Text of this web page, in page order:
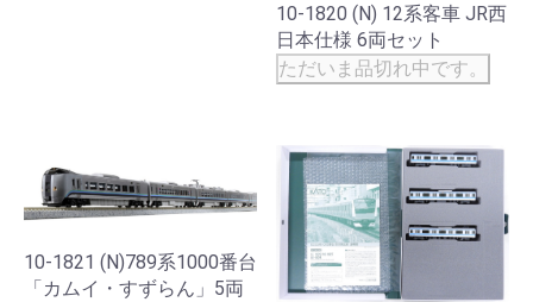
10-1820 (N) 12系客車 JR西
日本仕様 6両セット
ただいま品切れ中です。
10-1821 (N)789系1000番台
「カムイ・すずらん」5両